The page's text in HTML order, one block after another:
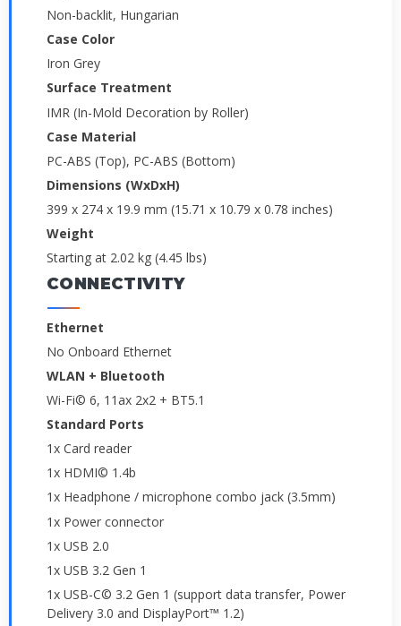
Non-backlit, Hungarian
Case Color
Iron Grey
Surface Treatment
IMR (In-Mold Decoration by Roller)
Case Material
PC-ABS (Top), PC-ABS (Bottom)
Dimensions (WxDxH)
399 x 274 x 19.9 mm (15.71 x 10.79 x 0.78 inches)
Weight
Starting at 2.02 kg (4.45 lbs)
CONNECTIVITY
Ethernet
No Onboard Ethernet
WLAN + Bluetooth
Wi-Fi© 6, 11ax 2x2 + BT5.1
Standard Ports
1x Card reader
1x HDMI© 1.4b
1x Headphone / microphone combo jack (3.5mm)
1x Power connector
1x USB 2.0
1x USB 3.2 Gen 1
1x USB-C© 3.2 Gen 1 (support data transfer, Power
Delivery 3.0 and DisplayPort™ 1.2)